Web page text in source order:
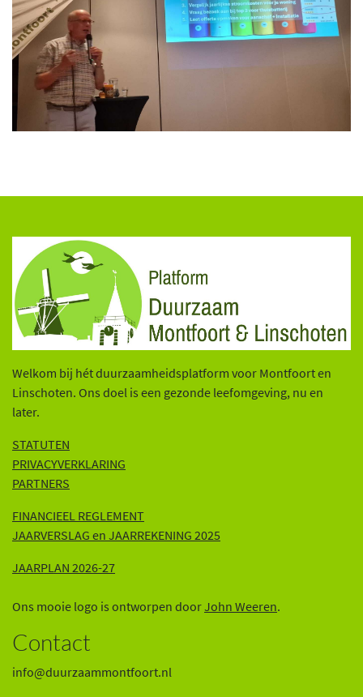
Welkom bij hét duurzaamheidsplatform voor Montfoort en
Linschoten. Ons doel is een gezonde leefomgeving, nu en
later.
STATUTEN
PRIVACYVERKLARING
PARTNERS
FINANCIEEL REGLEMENT
JAARVERSLAG en JAARREKENING 2025
JAARPLAN 2026-27
Ons mooie logo is ontworpen doorJohn Weeren.
Contact
info@duurzaammontfoort.nl